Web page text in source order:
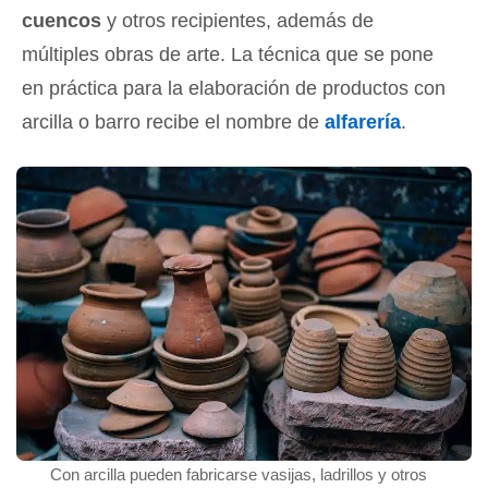
cuencos y otros recipientes, además de
múltiples obras de arte. La técnica que se pone
en práctica para la elaboración de productos con
arcilla o barro recibe el nombre de alfarería.
Con arcilla pueden fabricarse vasijas, ladrillos y otros